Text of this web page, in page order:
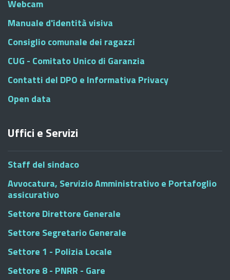
Webcam
Manuale d'identità visiva
Consiglio comunale dei ragazzi
CUG - Comitato Unico di Garanzia
Contatti del DPO e Informativa Privacy
Open data
Uffici e Servizi
Staff del sindaco
Avvocatura, Servizio Amministrativo e Portafoglio
assicurativo
Settore Direttore Generale
Settore Segretario Generale
Settore 1 - Polizia Locale
Settore 8 - PNRR - Gare